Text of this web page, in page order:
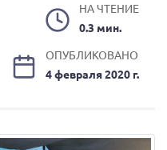
НА ЧТЕНИЕ
0.3 мин.
ОПУБЛИКОВАНО
4 февраля 2020 г.